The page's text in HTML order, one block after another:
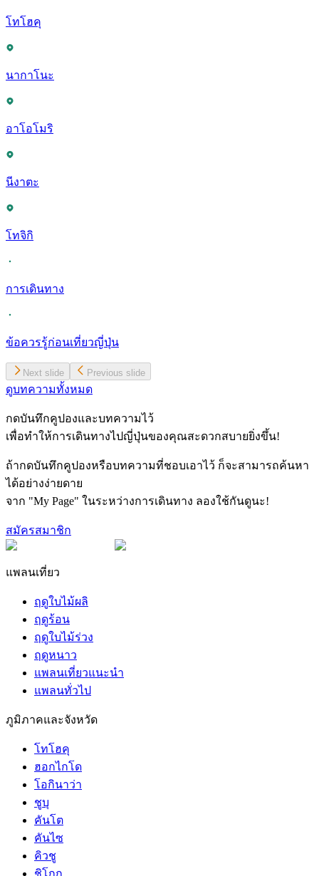
โทโฮคุ
นากาโนะ
อาโอโมริ
นีงาตะ
โทจิกิ
การเดินทาง
ข้อควรรู้ก่อนเที่ยวญี่ปุ่น
Next slide Previous slide
ดูบทความทั้งหมด
กดบันทึกคูปองและบทความไว้
เพื่อทำให้การเดินทางไปญี่ปุ่นของคุณสะดวกสบายยิ่งขึ้น!
ถ้ากดบันทึกคูปองหรือบทความที่ชอบเอาไว้ ก็จะสามารถค้นหา
ได้อย่างง่ายดาย
จาก "My Page" ในระหว่างการเดินทาง ลองใช้กันดูนะ!
สมัครสมาชิก
แพลนเที่ยว
ฤดูใบไม้ผลิ
ฤดูร้อน
ฤดูใบไม้ร่วง
ฤดูหนาว
แพลนเที่ยวแนะนำ
แพลนทั่วไป
ภูมิภาคและจังหวัด
โทโฮคุ
ฮอกไกโด
โอกินาว่า
ชูบุ
คันโต
คันไซ
คิวชู
ชิโกกุ